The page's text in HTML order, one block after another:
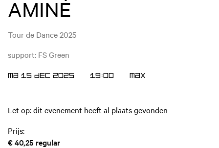
AMINÉ
Tour de Dance 2025
support: FS Green
MA 15 DEC 2025 19:00 MAX
Let op: dit evenement heeft al plaats gevonden
Prijs:
€ 40,25 regular